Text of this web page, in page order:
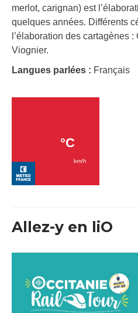
merlot, carignan) est
quelques années. Différents
l’élaboration des cartagènes
Viognier.
Langues parlées : Français
Allez-y en liO